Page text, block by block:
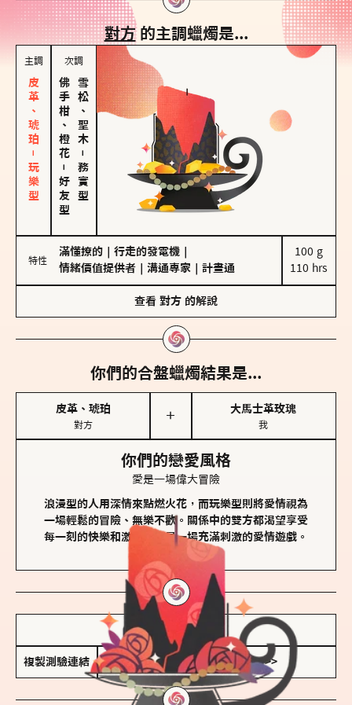
對方的主調蠟燭是...
主調
皮革、琥珀－玩樂型
次調
佛手柑、橙花
－
好友型
雪松、聖木
－
務實型
特性
滿懂撩的 行走的發電機
情緒價值提供者
溝通專家 計畫通
100 g
110 hrs
查看 對方 的解說
你們的合盤蠟燭結果是...
皮革、琥珀
對方
＋
大馬士革玫瑰
我
你們的戀愛風格
愛是一場偉大冒險
浪漫型的人用深情來點燃火花，而玩樂型則將愛情視為
一場輕鬆的冒險、無樂不歡。關係中的雙方都渴望享受
每一刻的快樂和激動，像是一場充滿刺激的愛情遊戲。
儲存我的結果圖
複製測驗連結 查看香氛類型全解析 >>>